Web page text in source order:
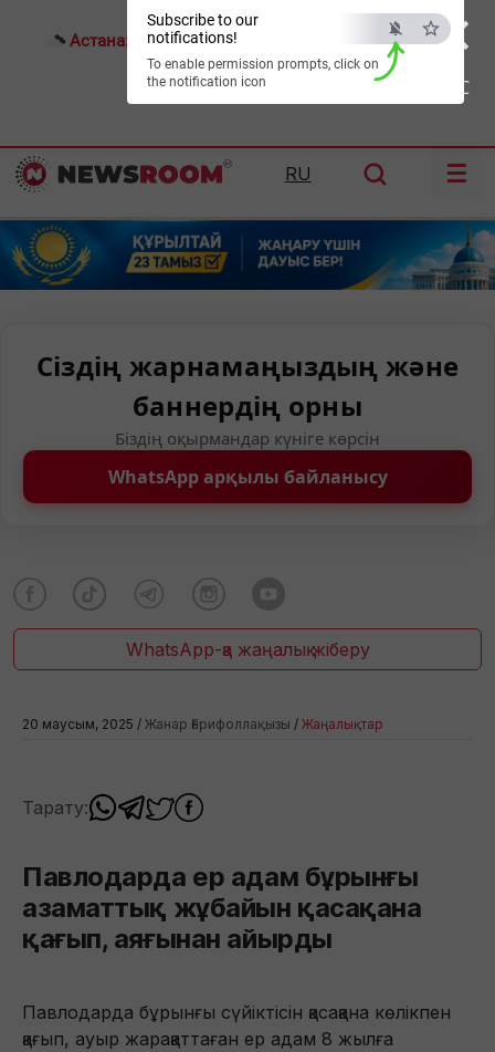
×
ESC
Subscribe to our
notifications!
To enable permission prompts, click on
the notification icon
Астана: 23°C Алматы: Шымкент:37°C
RU ☰
Сіздің жарнамаңыздың және
баннердің орны
Біздің оқырмандар күніге көрсін
WhatsApp арқылы байланысу
WhatsApp-қа жаңалық жіберу
20 маусым, 2025 / Жанар Ғарифоллақызы / Жаңалықтар
Тарату:
Павлодарда ер адам бұрынғы
азаматтық жұбайын қасақана
қағып, аяғынан айырды
Павлодарда бұрынғы сүйіктісін қасақана көлікпен
қағып, ауыр жарақаттаған ер адам 8 жылға